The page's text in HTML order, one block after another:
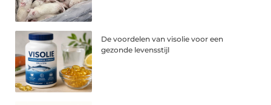
De voordelen van visolie voor een
gezonde levensstijl